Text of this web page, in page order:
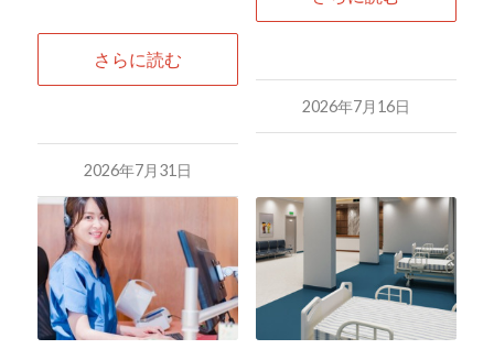
さらに読む
2026年7月31日
2026年7月16日